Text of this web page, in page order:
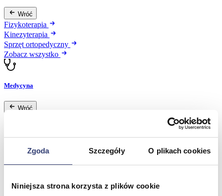
Zgoda Szczegóły O plikach cookies
Niniejsza strona korzysta z plików cookie
Wróć
Fizykoterapia
Kinezyterapia
Sprzęt ortopedyczny
Zobacz wszystko
Medycyna
Wróć
Kardiologia
Okulistyka
Pulmonologia
Weterynaria